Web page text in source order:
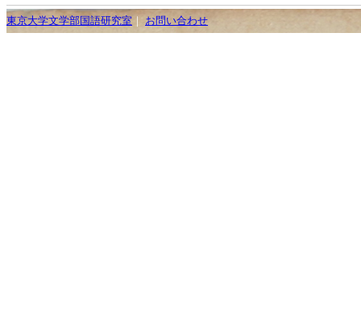
東京大学文学部国語研究室 ｜ お問い合わせ